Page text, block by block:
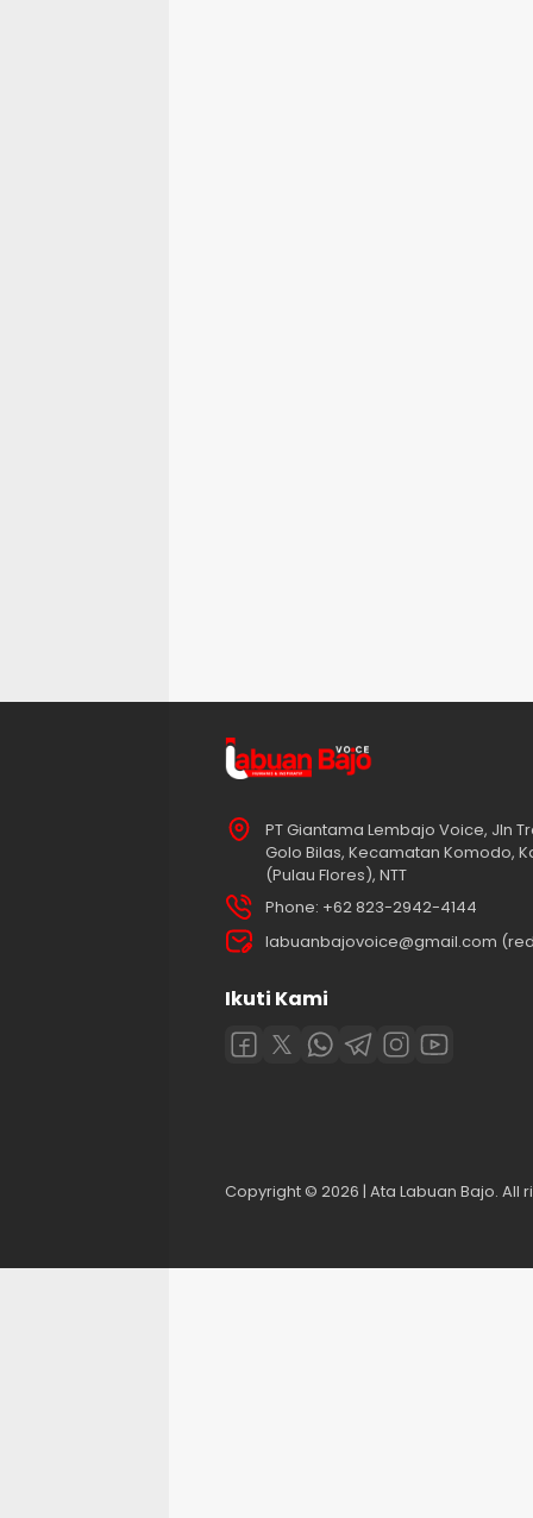
PT Giantama Lembajo Voice, Jln
Golo Bilas, Kecamatan Komodo,
(Pulau Flores), NTT
Phone: +62 823-2942-4144
labuanbajovoice@gmail.com
Ikuti Kami
Copyright © 2026 | Ata Labuan Bajo. All